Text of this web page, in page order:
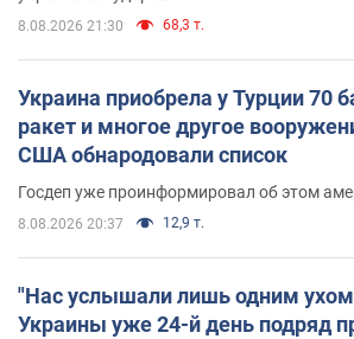
8.08.2026 21:30 68,3 т.
Украина приобрела у Турции 70
ракет и многое другое
США обнародовали список
Госдеп уже проинформировал об этом
8.08.2026 20:37 12,9 т.
"Нас услышали лишь одним
Украины уже 24-й день подряд